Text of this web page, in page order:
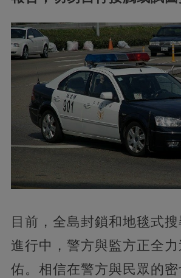
目前，全島封鎖和地毯式
進行中，警方與監方正全
佑。相信在警方與民眾的密